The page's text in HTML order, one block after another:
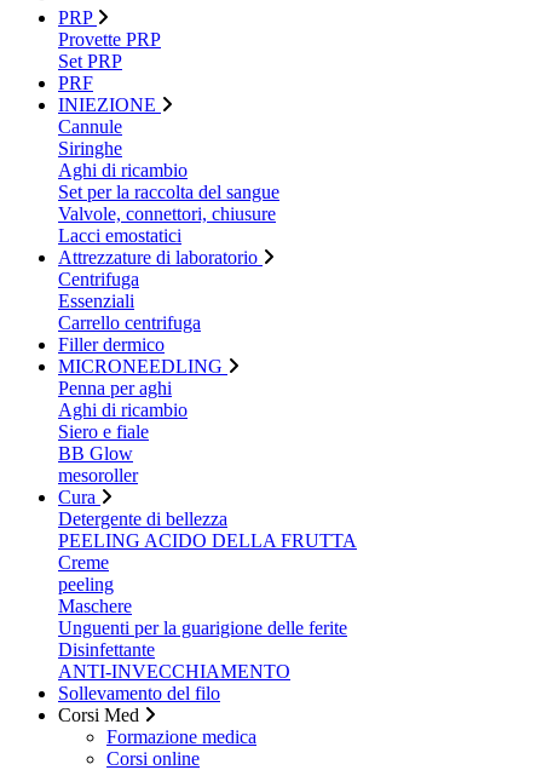
PRP
Provette PRP
Set PRP
PRF
INIEZIONE
Cannule
Siringhe
Aghi di ricambio
Set per la raccolta del sangue
Valvole, connettori, chiusure
Lacci emostatici
Attrezzature di laboratorio
Centrifuga
Essenziali
Carrello centrifuga
Filler dermico
MICRONEEDLING
Penna per aghi
Aghi di ricambio
Siero e fiale
BB Glow
mesoroller
Cura
Detergente di bellezza
PEELING ACIDO DELLA FRUTTA
Creme
peeling
Maschere
Unguenti per la guarigione delle ferite
Disinfettante
ANTI-INVECCHIAMENTO
Sollevamento del filo
Corsi Med
Formazione medica
Corsi online